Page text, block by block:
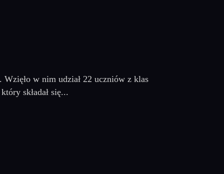
w nim udział 22 uczniów z klas
składał się...